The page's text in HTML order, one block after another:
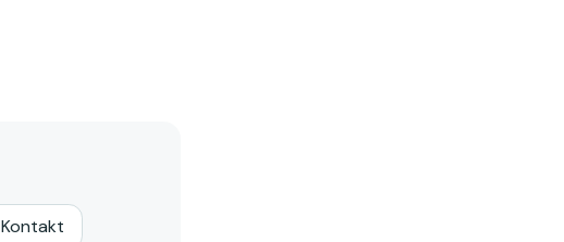
Kontakt